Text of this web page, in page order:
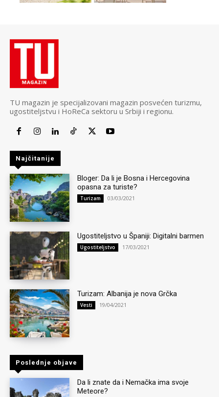
TU magazin je specijalizovani magazin posvećen turizmu,
ugostiteljstvu i HoReCa sektoru u Srbiji i regionu.
Najčitanije
Bloger: Da li je Bosna i Hercegovina
opasna za turiste?
Turizam 03/03/2021
Ugostiteljstvo u Španiji: Digitalni barmen
Ugostiteljstvo 17/03/2021
Turizam: Albanija je nova Grčka
Vesti 19/04/2021
Poslednje objave
Da li znate da i Nemačka ima svoje
Meteore?